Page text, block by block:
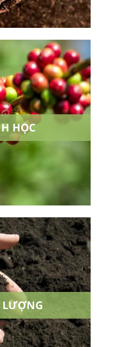
HỌC
LƯỢNG